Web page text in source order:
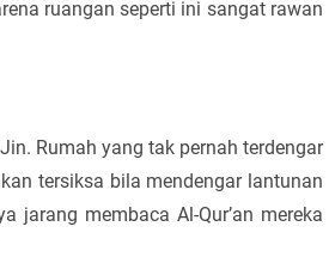
ruangan seperti ini sangat rawan
Rumah yang tak pernah terdengar
tersiksa bila mendengar lantunan
jarang membaca Al-Qur’an mereka